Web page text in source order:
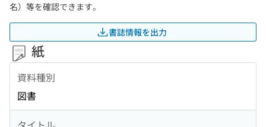
名）等を確認できます。
書誌情報を出力
紙
資料種別
図書